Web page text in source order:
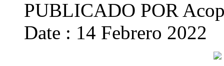
PUBLICADO POR
Date : 14 Febrero 2022